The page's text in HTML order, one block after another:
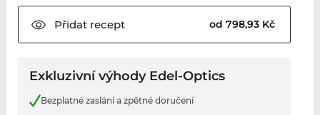
Přidatrecept od 798,93 Kč
Exkluzivní výhody Edel-Optics
Bezplatné zaslání a zpětné doručení